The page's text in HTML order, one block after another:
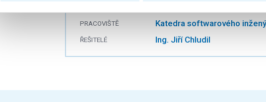
PRACOVIŠTĚ Katedra softwarového
ŘEŠITELÉ Ing. Jiří Chludil